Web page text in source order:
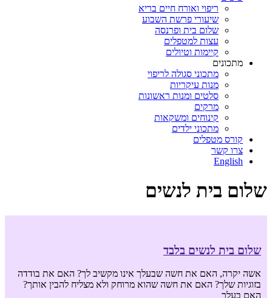
ריפוי ואורח חיים בריא
שיעורי פרשת השבוע
שלום בית ופרנסה
עצות למטפלים
קיימות וטיולים
מתכונים
מתכוני סגולה לריפוי
מנות עיקריות
סלטים ומנות ראשונות
מרקים
קינוחים ומשקאות
מתכוני ילדים
קורס מטפלים
צרו קשר
English
שלום בית לנשים
שלום בית לנשים בלבד
אשה יקרה, האם את חשה שבעלך אינו מקשיב לך? האם את בודדה
בזוגיות שלך? האם את חשה שהוא מרוחק ולא מצליח להבין אותך?
האם בעלך